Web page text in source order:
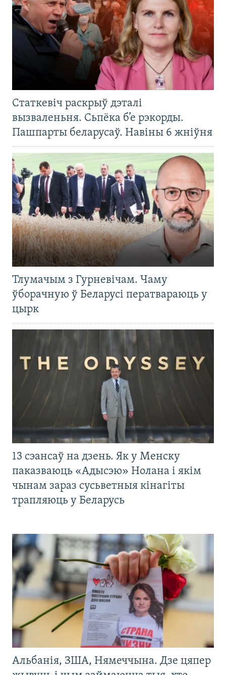
Статкевіч раскрыў дэталі
вызваленьня. Сьпёка б’е рэкорды.
Пашпарты беларусаў. Навіны 6 жніўня
Тлумачым з Гурневічам. Чаму
ўборачную ў Беларусі ператвараюць у
цырк
13 сэансаў на дзень. Як у Менску
паказваюць «Адысэю» Нолана і якім
чынам зараз сусьветныя кінагіты
трапляюць у Беларусь
Альбанія, ЗША, Нямеччына. Дзе цяпер